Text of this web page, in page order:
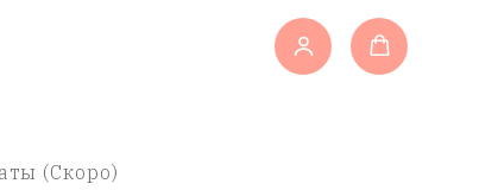
(Скоро)